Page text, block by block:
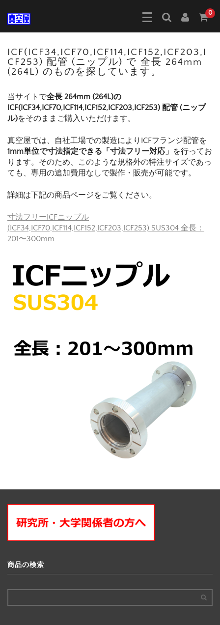
0
ICF(ICF34,ICF70,ICF114,ICF152,ICF203,I
CF253) 配管 (ニップル) で 全長 264mm
(264L) のものを探しています。
当サイトで全長 264mm (264L)の
ICF(ICF34,ICF70,ICF114,ICF152,ICF203,ICF253) 配管 (ニップ
ル)をそのままご購入いただけます。
真空屋では、自社工場での製造によりICFフランジ配管を
1mm単位で寸法指定できる「寸法フリー対応」 を行ってお
ります。そのため、このような規格外の特注サイズであっ
ても、専用の追加費用なしで製作・販売が可能です。
詳細は下記の商品ページをご覧ください。
寸法フリーICFニップル
(ICF34,ICF70,ICF114,ICF152,ICF203,ICF253) SUS304 全長：
201〜300mm
商品の検索